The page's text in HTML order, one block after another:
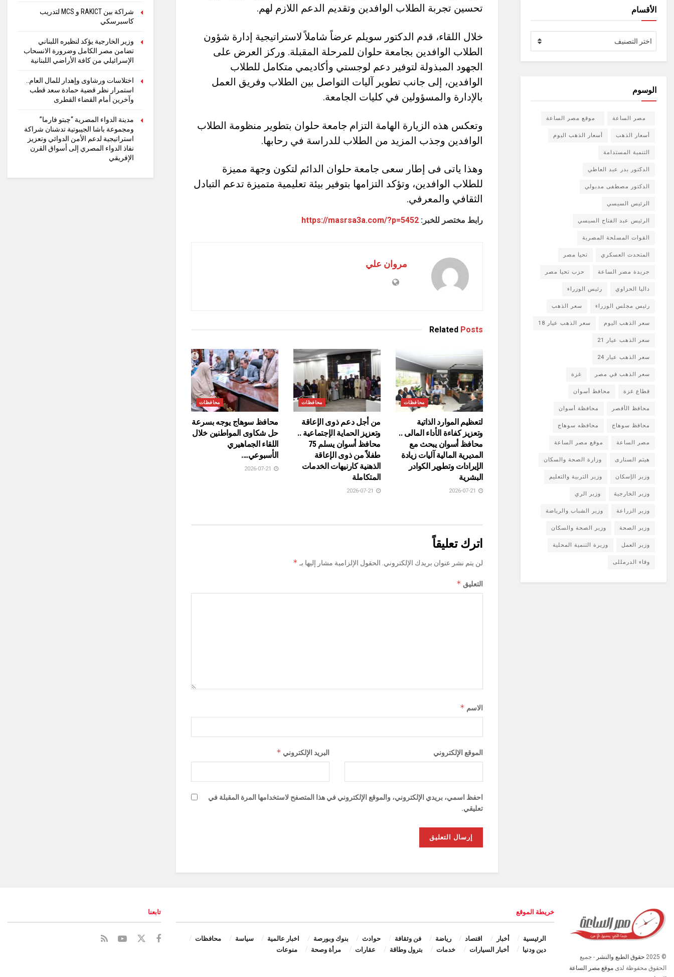
تحسين تجربة الطلاب الوافدين وتقديم الدعم اللازم لهم.
خلال اللقاء، قدم الدكتور سويلم عرضاً شاملاً لاستراتيجية إدارة شؤون
الطلاب الوافدين بجامعة حلوان للمرحلة المقبلة. وركز العرض على
الجهود المبذولة لتوفير دعم لوجستي وأكاديمي متكامل للطلاب
الوافدين، إلى جانب تطوير آليات التواصل بين الطلاب وفريق العمل
بالإدارة والمسؤولين في كليات الجامعة.
وتعكس هذه الزيارة الهامة التزام جامعة حلوان بتطوير منظومة الطلاب
الوافدين وجذب المزيد من الطلاب للدراسة في رحابها.
وهذا ياتى فى إطار سعى جامعة حلوان الدائم لتكون وجهة مميزة
للطلاب الوافدين، وتؤكد التزامها بتوفير بيئة تعليمية متميزة تدعم التبادل
الثقافي والمعرفي.
رابط مختصر للخبر: https://masrsa3a.com/?p=5452
مروان علي
Related Posts
محافظات
لتعظيم الموارد الذاتية
وتعزيز كفاءة الأداء المالى ..
محافظ أسوان يبحث مع
المديرية المالية آليات زيادة
الإيرادات وتطوير الكوادر
البشرية
محافظات
من أجل دعم ذوى الإعاقة
وتعزيز الحماية الإجتماعية ..
محافظ أسوان يسلم 75
طفلاً من ذوى الإعاقة
الذهنية كارنيهات الخدمات
المتكاملة
محافظات
محافظ سوهاج يوجه بسرعة
حل شكاوى المواطنين خلال
اللقاء الجماهيري
الأسبوعي….
اترك تعليقاً
لن يتم نشر عنوان بريدك الإلكتروني. الحقول الإلزامية مشار إليها بـ *
التعليق *
الاسم *
البريد الإلكتروني * الموقع الإلكتروني
احفظ اسمي، بريدي الإلكتروني، والموقع الإلكتروني في هذا المتصفح لاستخدامها المرة المقبلة في
تعليقي.
الأقسام
اختر التصنيف
الوسوم
مصر الساعة موقع مصر الساعة
أسعار الذهب أسعار الذهب اليوم
التنمية المستدامة
الدكتور بدر عبد العاطي
الدكتور مصطفى مدبولي
الرئيس السيسي
الرئيس عبد الفتاح السيسي
القوات المسلحة المصرية
المتحدث العسكري تحيا مصر
جريدة مصر الساعة حزب تحيا مصر
داليا الحزاوي رئيس الوزراء
رئيس مجلس الوزراء سعر الذهب
سعر الذهب اليوم سعر الذهب عيار 18
سعر الذهب عيار 21
سعر الذهب عيار 24
سعر الذهب في مصر غزة
قطاع غزة محافظ أسوان
محافظ الأقصر محافظة أسوان
محافظ سوهاج محافظه سوهاج
مصر الساعة موقع مصر الساعة
هيثم السنارى وزارة الصحة والسكان
وزير الإسكان وزير التربية والتعليم
وزير الخارجية وزير الري
وزير الزراعة وزير الشباب والرياضة
وزير الصحة وزير الصحة والسكان
وزير العمل وزيرة التنمية المحلية
وفاء الدرمللى
شراكة بين RAKICT و MCS لتدريب
كاسبرسكي
وزير الخارجية يؤكد لنظيره اللبناني
تضامن مصر الكامل وضرورة الانسحاب
الإسرائيلي من كافة الأراضي اللبنانية
اختلاسات ورشاوى وإهدار للمال العام..
استمرار نظر قضية حمادة سعد قطب
وآخرين أمام القضاء القطرى
مدينة الدواء المصرية “چبتو فارما”
ومجموعة باشا الجيبوتية تدشنان شراكة
استراتيجية لدعم الأمن الدوائي وتعزيز
نفاذ الدواء المصري إلى أسواق القرن
الإفريقي
© 2025 حقوق الطبع والنشر - جميع
الحقوق محفوظة لدى موقع مصر الساعة
خريطة الموقع
الرئيسية أخبار اقتصاد رياضة فن وثقافة حوادث بنوك وبورصة اخبار عالمية سياسة
محافظات
دين ودنيا
أخبار السيارات خدمات بترول وطاقة عقارات مرأة وصحة منوعات
تابعنا